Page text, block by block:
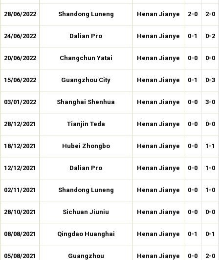
28/06/2022 Shandong Luneng Henan Jianye 2-0 2-0
24/06/2022 Dalian Pro Henan Jianye 0-1 0-2
20/06/2022 Changchun Yatai Henan Jianye 0-0 0-0
15/06/2022 Guangzhou City Henan Jianye 0-1 0-3
03/01/2022 Shanghai Shenhua Henan Jianye 0-0 3-0
28/12/2021 Tianjin Teda Henan Jianye 0-0 0-0
18/12/2021 Hubei Zhongbo Henan Jianye 0-0 1-1
12/12/2021 Dalian Pro Henan Jianye 0-0 1-0
02/11/2021 Shandong Luneng Henan Jianye 0-0 1-0
28/10/2021 Sichuan Jiuniu Henan Jianye 0-0 0-0
08/08/2021 Qingdao Huanghai Henan Jianye 0-1 0-1
05/08/2021 Guangzhou Henan Jianye 0-0 2-0